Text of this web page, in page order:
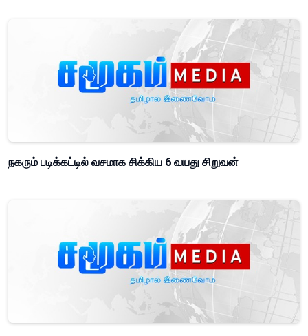
நகரும் படிக்கட்டில் வசமாக சிக்கிய 6 வயது சிறுவன்